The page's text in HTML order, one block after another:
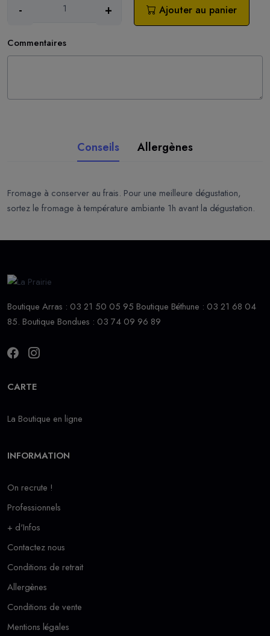
- + Ajouter au panier
Commentaires
Conseils Allergènes
Fromage à conserver au frais. Pour une meilleure dégustation,
sortez le fromage à température ambiante 1h avant la dégustation.
Boutique Arras : 03 21 50 05 95 Boutique Béthune : 03 21 68 04
85. Boutique Bondues : 03 74 09 96 89
CARTE
La Boutique en ligne
INFORMATION
On recrute !
Professionnels
+ d'Infos
Contactez nous
Conditions de retrait
Allergènes
Conditions de vente
Mentions légales